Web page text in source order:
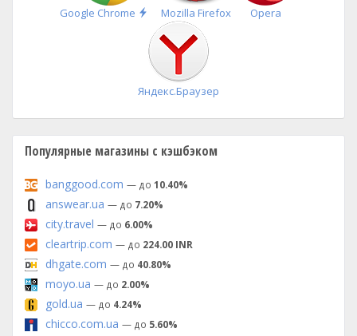
Google Chrome
Быстрая
установка
Mozilla Firefox Opera
Яндекс.Браузер
Популярные магазины с кэшбэком
banggood.com — до 10.40%
answear.ua — до 7.20%
city.travel — до 6.00%
cleartrip.com — до 224.00 INR
dhgate.com — до 40.80%
moyo.ua — до 2.00%
gold.ua — до 4.24%
chicco.com.ua — до 5.60%